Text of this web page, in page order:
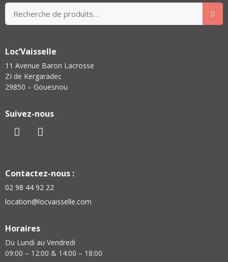
Loc’Vaisselle
11 Avenue Baron Lacrosse
ZI de Kergaradec
29850 – Gouesnou
Suivez-nous
Contactez-nous :
02 98 44 92 22
location@locvaisselle.com
Horaires
Du Lundi au Vendredi
09:00 – 12:00 & 14:00 – 18:00